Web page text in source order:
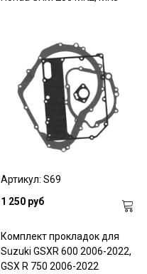
Артикул: S69
1 250 руб
Комплект прокладок для
Suzuki GSXR 600 2006-2022,
GSX R 750 2006-2022